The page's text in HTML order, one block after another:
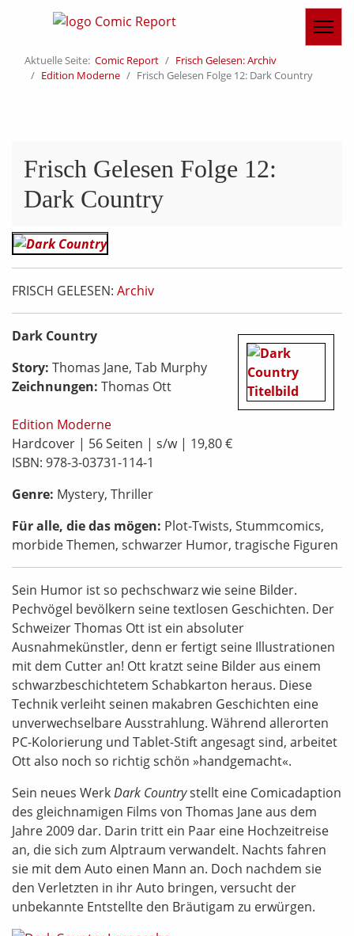
Aktuelle Seite: Comic Report
Frisch Gelesen: Archiv
Edition Moderne
Frisch Gelesen Folge 12: Dark Country
Frisch Gelesen Folge 12:
Dark Country
FRISCH GELESEN: Archiv
Dark Country
Story: Thomas Jane, Tab Murphy
Zeichnungen: Thomas Ott
Edition Moderne
Hardcover | 56 Seiten | s/w | 19,80 €
ISBN: 978-3-03731-114-1
Genre: Mystery, Thriller
Für alle, die das mögen: Plot-Twists, Stummcomics,
morbide Themen, schwarzer Humor, tragische Figuren
Sein Humor ist so pechschwarz wie seine Bilder.
Pechvögel bevölkern seine textlosen Geschichten. Der
Schweizer Thomas Ott ist ein absoluter
Ausnahmekünstler, denn er fertigt seine Illustrationen
mit dem Cutter an! Ott kratzt seine Bilder aus einem
schwarzbeschichtetem Schabkarton heraus. Diese
Technik verleiht seinen makabren Geschichten eine
unverwechselbare Ausstrahlung. Während allerorten
PC-Kolorierung und Tablet-Stift angesagt sind, arbeitet
Ott also noch so richtig schön »handgemacht«.
Sein neues WerkDark Countrystellt eine Comicadaption
des gleichnamigen Films von Thomas Jane aus dem
Jahre 2009 dar. Darin tritt ein Paar eine Hochzeitreise
an, die sich zum Alptraum verwandelt. Nachts fahren
sie mit dem Auto einen Mann an. Doch nachdem sie
den Verletzten in ihr Auto bringen, versucht der
unbekannte Entstellte den Bräutigam zu erwürgen.